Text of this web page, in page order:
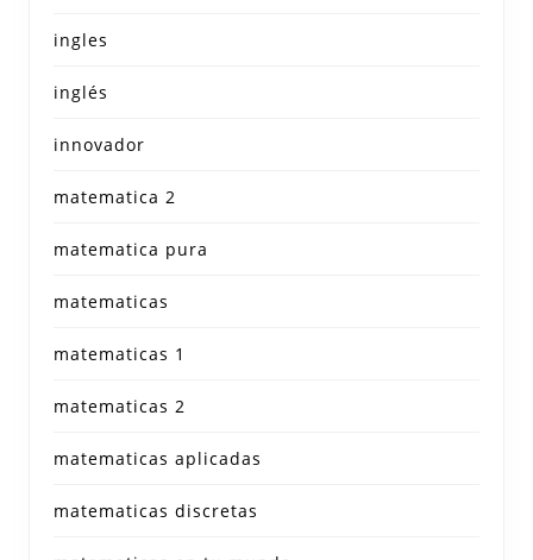
ingles
inglés
innovador
matematica 2
matematica pura
matematicas
matematicas 1
matematicas 2
matematicas aplicadas
matematicas discretas